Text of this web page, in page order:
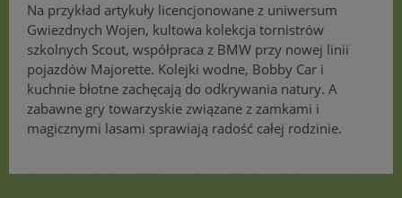
Na przykład artykuły licencjonowane z uniwersum
Gwiezdnych Wojen, kultowa kolekcja tornistrów
szkolnych Scout, współpraca z BMW przy nowej linii
pojazdów Majorette. Kolejki wodne, Bobby Car i
kuchnie błotne zachęcają do odkrywania natury. A
zabawne gry towarzyskie związane z zamkami i
magicznymi lasami sprawiają radość całej rodzinie.